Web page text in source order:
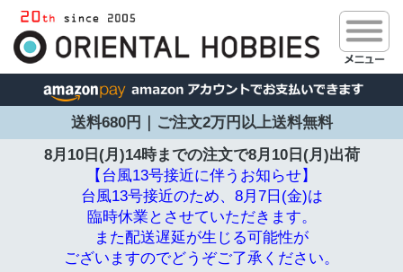
送料680円｜ご注文2万円以上送料無料
8月10日(月)14時までの注文で8月10日(月)出荷
【台風13号接近に伴うお知らせ】
台風13号接近のため、8月7日(金)は
臨時休業とさせていただきます。
また配送遅延が生じる可能性が
ございますのでどうぞご了承ください。